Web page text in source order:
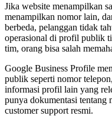
Jika website menampilkan
menampilkan nomor lain,
berbeda, pelanggan tidak
operasional di profil publik
tim, orang bisa salah
Google Business Profile
publik seperti nomor
informasi profil lain yang
punya dokumentasi tentang
customer support resmi.